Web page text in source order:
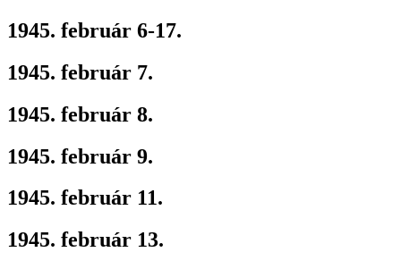
1945. február 6-17.
1945. február 7.
1945. február 8.
1945. február 9.
1945. február 11.
1945. február 13.